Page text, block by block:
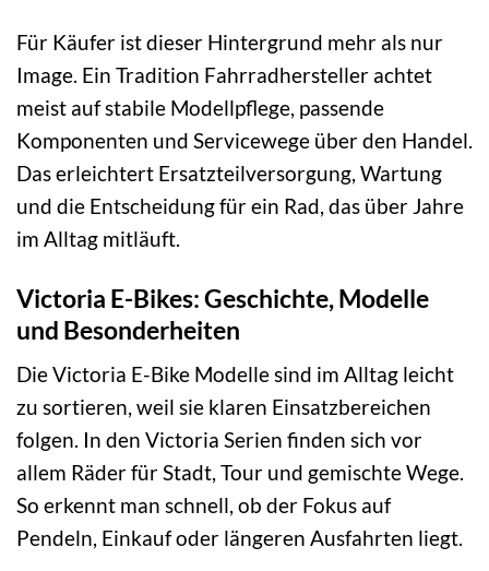
Für Käufer ist dieser Hintergrund mehr als nur
Image. Ein Tradition Fahrradhersteller achtet
meist auf stabile Modellpflege, passende
Komponenten und Servicewege über den Handel.
Das erleichtert Ersatzteilversorgung, Wartung
und die Entscheidung für ein Rad, das über Jahre
im Alltag mitläuft.
Victoria E-Bikes: Geschichte, Modelle
und Besonderheiten
Die Victoria E-Bike Modelle sind im Alltag leicht
zu sortieren, weil sie klaren Einsatzbereichen
folgen. In den Victoria Serien finden sich vor
allem Räder für Stadt, Tour und gemischte Wege.
So erkennt man schnell, ob der Fokus auf
Pendeln, Einkauf oder längeren Ausfahrten liegt.